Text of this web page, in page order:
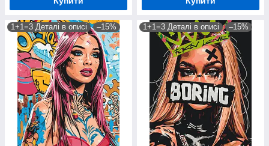
1+1=3 Деталі в описі –15% 1+1=3 Деталі в описі –15%